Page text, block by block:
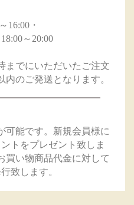
16:00・
～20:00
までにいただいたご注文
内のご発送となります。
可能です。新規会員様に
トをプレゼント致しま
買い物商品代金に対して
致します。